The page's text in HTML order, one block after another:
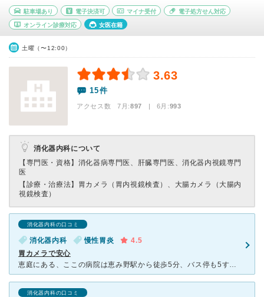
駐車場あり 電子決済可 マイナ受付 電子処方せん対応
オンライン診療対応 女医在籍
土曜（〜12:00）
3.63
15件
アクセス数 7月:897 | 6月:993
消化器内科について
【専門医・資格】 消化器病専門医、肝臓専門医、消化器内視鏡専門
医
【診療・治療法】 胃カメラ（胃内視鏡検査）、大腸カメラ（大腸内
視鏡検査）
消化器内科の口コミ
消化器内科 慢性胃炎
4.5
胃カメラで安心
恵庭にある、ここの病院は恵み野駅から徒歩5分、バス停も5すぐ近くにあり、駐車場も広く便利な所にあります。 毎年行っています胃カメラも気になっていましたが、コロナの事もあり中々踏ん切りがつかなく、とう
消化器内科の口コミ